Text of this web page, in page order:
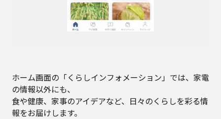
ホーム画面の「くらしインフォメーション」では、家電
の情報以外にも、
食や健康、家事のアイデアなど、日々のくらしを彩る情
報をお届けします。